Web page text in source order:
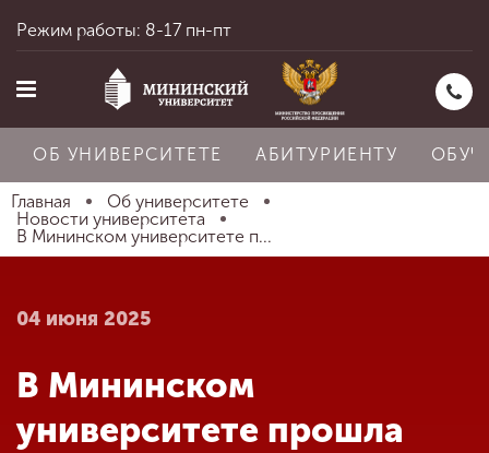
Главная
Абитуриенту
Режим работы: 8-17 пн-пт
ОБ УНИВЕРСИТЕТЕ АБИТУРИЕНТУ
Главная
Об университете
Новости университета
В Мининском университете п...
04 июня 2025
В Мининском
университете прошла